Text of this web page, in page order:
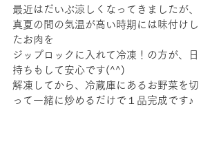
最近はだいぶ涼しくなってきましたが、
真夏の間の気温が高い時期には味付けし
たお肉を
ジップロックに入れて冷凍！の方が、日
持ちもして安心です(^^)
解凍してから、冷蔵庫にあるお野菜を切
って一緒に炒めるだけで１品完成です♪